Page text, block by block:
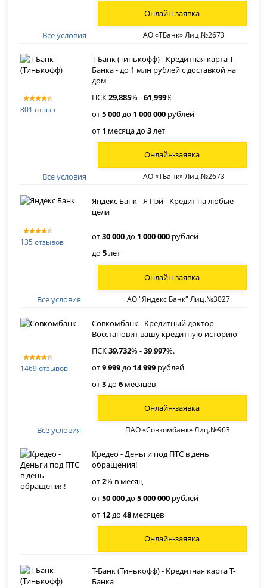
Все условия АО «ТБанк» Лиц.№2673
Онлайн-заявка
801 отзыв
Т-Банк (Тинькофф) - Кредитная карта Т-
Банка - до 1 млн рублей с доставкой на
дом
ПСК29,885% -61,999%
от5 000до 1 000 000 рублей
от 1 месяца до3лет
Все условия АО «ТБанк» Лиц.№2673
Онлайн-заявка
135 отзывов
Яндекс Банк - Я Пэй - Кредит на любые
цели
от30 000 до 1 000 000 рублей
до5лет
Все условия АО "Яндекс Банк" Лиц.№3027
Онлайн-заявка
1469 отзывов
Совкомбанк - Кредитный доктор -
Восстановит вашу кредитную историю
ПСК39,732% -39,997%.
от9 999до 14 999 рублей
от3до6 месяцев
Все условия ПАО «Совкомбанк» Лиц.№963
Онлайн-заявка
Кредео - Деньги под ПТС в день
обращения!
от2% в месяц
от50 000до5 000 000 рублей
от 12до48 месяцев
Онлайн-заявка
Т-Банк (Тинькофф) - Кредитная карта Т-
Банка